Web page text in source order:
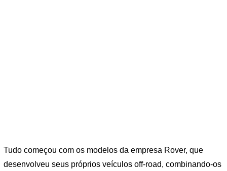
Tudo começou com os modelos da empresa Rover, que
desenvolveu seus próprios veículos off-road, combinando-os